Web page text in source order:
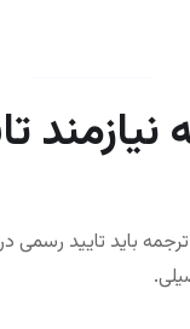
نیازمند
باید تایید رسمی